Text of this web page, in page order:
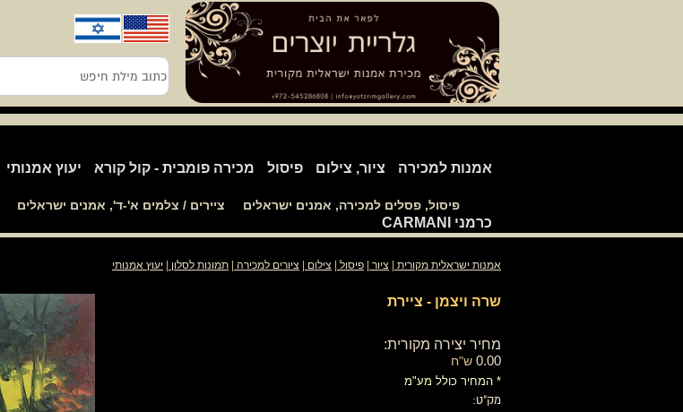
פיסול, פסלים למכירה, אמנים ישראלים ציירים / צלמים א'-ד', אמנים ישראלים
אמנות למכירה ציור, צילום פיסול מכירה פומבית - קול קורא יעוץ אמנותי
כרמני CARMANI
כתוב
מילת
חיפש
אמנות ישראלית מקורית ציור פיסול צילום ציורים למכירה תמונות לסלון יעוץ אמנותי
שרה ויצמן - ציירת
מחיר יצירה מקורית:
0.00 ש"ח
* המחיר כולל מע"מ
מק"ט: